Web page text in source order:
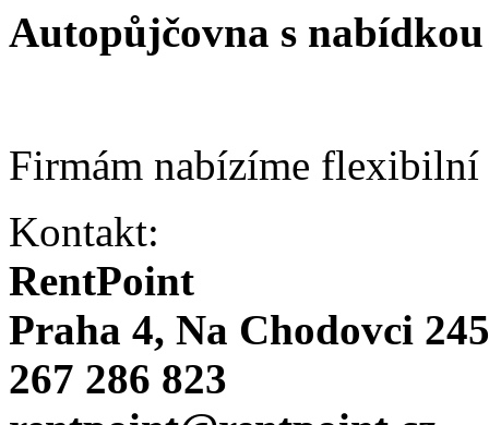
Autopůjčovna s
Firmám nabízíme flexibilní
Kontakt:
RentPoint
Praha 4, Na Chodovci
267 286 823